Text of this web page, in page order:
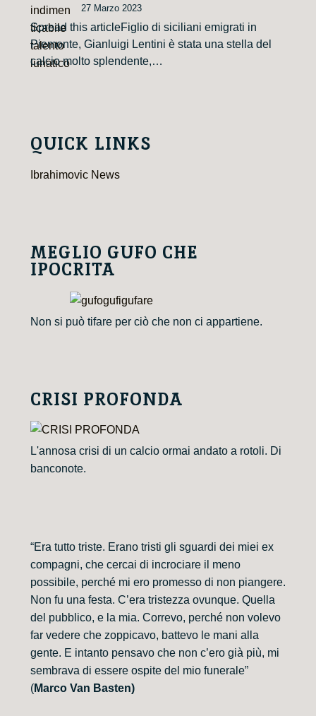
27 Marzo 2023
Spread this articleFiglio di siciliani emigrati in
Piemonte, Gianluigi Lentini è stata una stella del
calcio molto splendente,…
QUICK LINKS
Ibrahimovic News
MEGLIO GUFO CHE
IPOCRITA
Non si può tifare per ciò che non ci appartiene.
CRISI PROFONDA
L'annosa crisi di un calcio ormai andato a rotoli. Di
banconote.
“Era tutto triste. Erano tristi gli sguardi dei miei ex
compagni, che cercai di incrociare il meno
possibile, perché mi ero promesso di non piangere.
Non fu una festa. C’era tristezza ovunque. Quella
del pubblico, e la mia. Correvo, perché non volevo
far vedere che zoppicavo, battevo le mani alla
gente. E intanto pensavo che non c’ero già più, mi
sembrava di essere ospite del mio funerale”
(Marco Van Basten)